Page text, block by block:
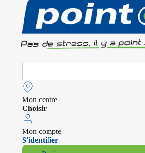
Search
Mon centre
Choisir
Mon compte
S'identifier